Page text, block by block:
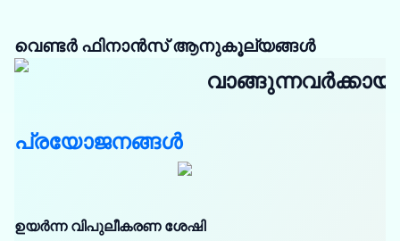
വെണ്ടർ ഫിനാൻസ് ആനുകൂല്യങ്ങൾ
വാങ്ങുന്നവർക്കായി
പ്രയോജനങ്ങൾ
ഉയർന്ന വിപുലീകരണ ശേഷി